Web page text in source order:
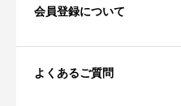
会員登録について
よくあるご質問